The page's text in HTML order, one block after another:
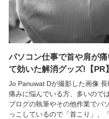
パソコン仕事で首や肩が
て効いた解消グッズ!【PR】
Jo Panuwat Dが撮影した画像
痛みに悩んでいる方、多いので
ブログの執筆やその他作業でパ
っこしているので「首こり」、